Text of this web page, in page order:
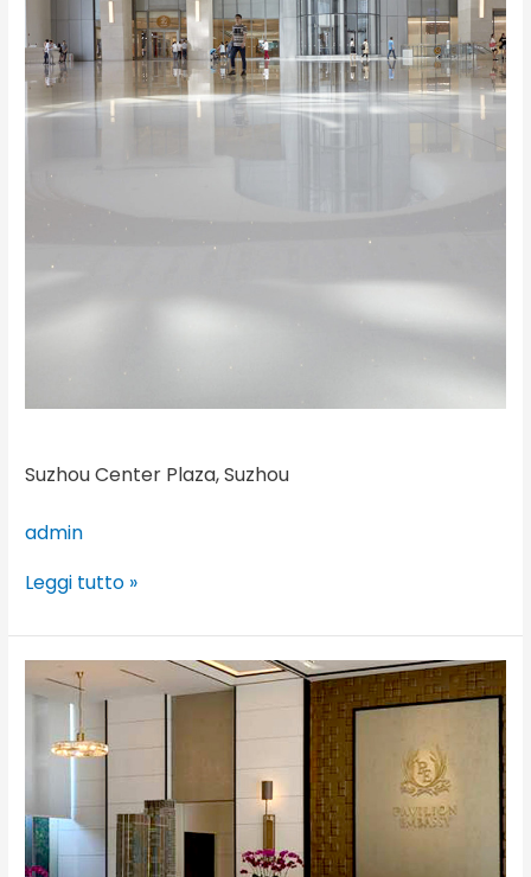
Suzhou Center Plaza, Suzhou
admin
Leggi tutto »
Pavilion
Hilltop
Kiara,
Kuala
Lumpur